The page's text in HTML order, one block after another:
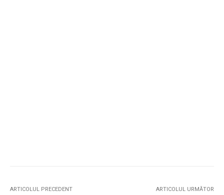
ARTICOLUL PRECEDENT ARTICOLUL URMĂTOR